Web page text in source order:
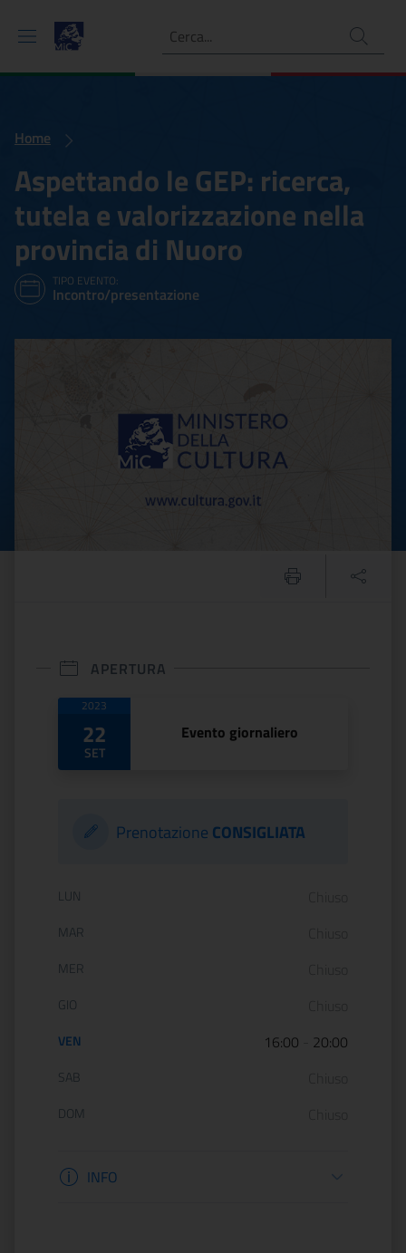
Ricerca
Home
Aspettando le GEP: ricerca,
tutela e valorizzazione nella
provincia di Nuoro
TIPO EVENTO:
Incontro/presentazione
APERTURA
Date di apertura
2023
22
SET
Evento giornaliero
Prenotazione CONSIGLIATA
Orario di apertura:
LUN
MAR
MER
GIO
VEN 16:00 20:00
SAB
DOM
Informazioni apertura
INFO